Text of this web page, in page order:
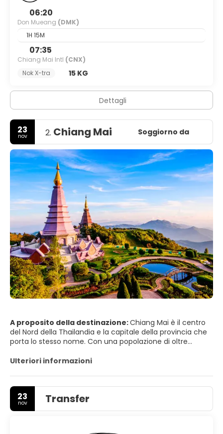
06:20
Don Mueang (DMK)
1H 15M
07:35
Chiang Mai Intl (CNX)
Nok X-tra
15 KG
Dettagli
23
nov 2. Chiang Mai Soggiorno da
A proposito della destinazione:Chiang Mai è il centro
del Nord della Thailandia e la capitale della provincia che
porta lo stesso nome. Con una popolazione di oltre
più grande della Thailandia. Situata su una pianura a
campagna rigogliosa, è molto più verde e tranquilla
rispetto alla capitale, e ha un'aria cosmopolita e una
significativa popolazione di espatriati, fattori che hanno
portato molti da Bangkok a stabilirsi permanentemente in
Ulteriori informazioni
23
nov Transfer